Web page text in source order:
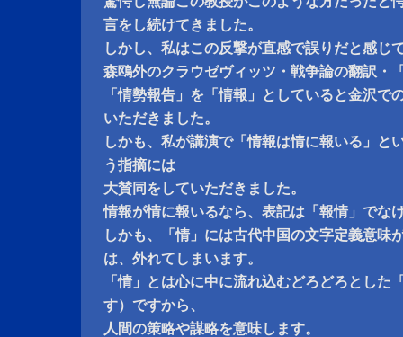
言をし続けてきました。
しかし、私はこの反撃が直感で誤りだと感じ
森鴎外のクラウゼヴィッツ・戦争論の翻訳・
「情勢報告」を「情報」としていると金沢で
いただきました。
しかも、私が講演で「情報は情に報いる」と
う指摘には
大賛同をしていただきました。
情報が情に報いるなら、表記は「報情」でな
しかも、「情」には古代中国の文字定義意味
は、外れてしまいます。
「情」とは心に中に流れ込むどろどろとした
す）ですから、
人間の策略や謀略を意味します。